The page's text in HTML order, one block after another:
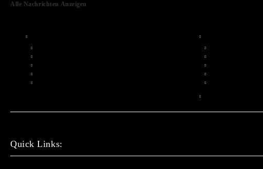
Alle Nachrichten Anzeigen
Quick Links: